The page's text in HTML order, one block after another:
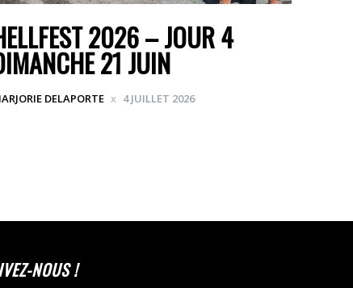
2026 – JOUR 4
21 JUIN
DELAPORTE 4 JUILLET 2026
NOUS !